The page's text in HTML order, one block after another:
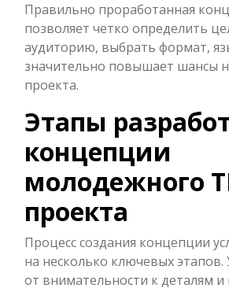
Правильно проработанная
позволяет четко определить
аудиторию, выбрать формат,
значительно повышает шансы
проекта.
Этапы
концепции
молодежного
проекта
Процесс создания концепции
на несколько ключевых этапов.
от внимательности к деталям и